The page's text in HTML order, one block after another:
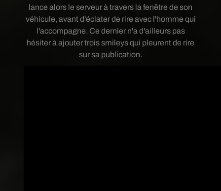
lance alors le serveur à travers la fenêtre de son
véhicule, avant d'éclater de rire avec l'homme qui
l'accompagne. Ce dernier n'a d'ailleurs pas
hésiter à ajouter trois smileys qui pleurent de rire
sur sa publication.